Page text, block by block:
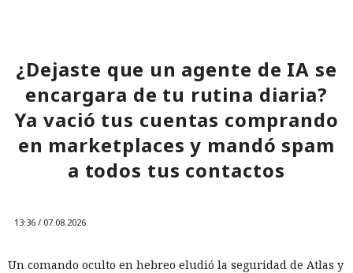
¿Dejaste que un agente de IA se
encargara de tu rutina diaria?
Ya vació tus cuentas comprando
en marketplaces y mandó spam
a todos tus contactos
13:36 / 07.08.2026
Un comando oculto en hebreo eludió la seguridad de Atlas y